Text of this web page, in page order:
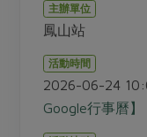
肉品・水產
海鮮
蔬食
蛋料理
2026年端午節預購圓滿
更多預購活動
當季產品
主婦食堂
社內大小事
產品故事
樂齡生活
認識合作社
關於我們
合作社組織
員工與求才
重要公告
主辦單位
鳳山站
活動時間
2026-06-24
Google行事曆】